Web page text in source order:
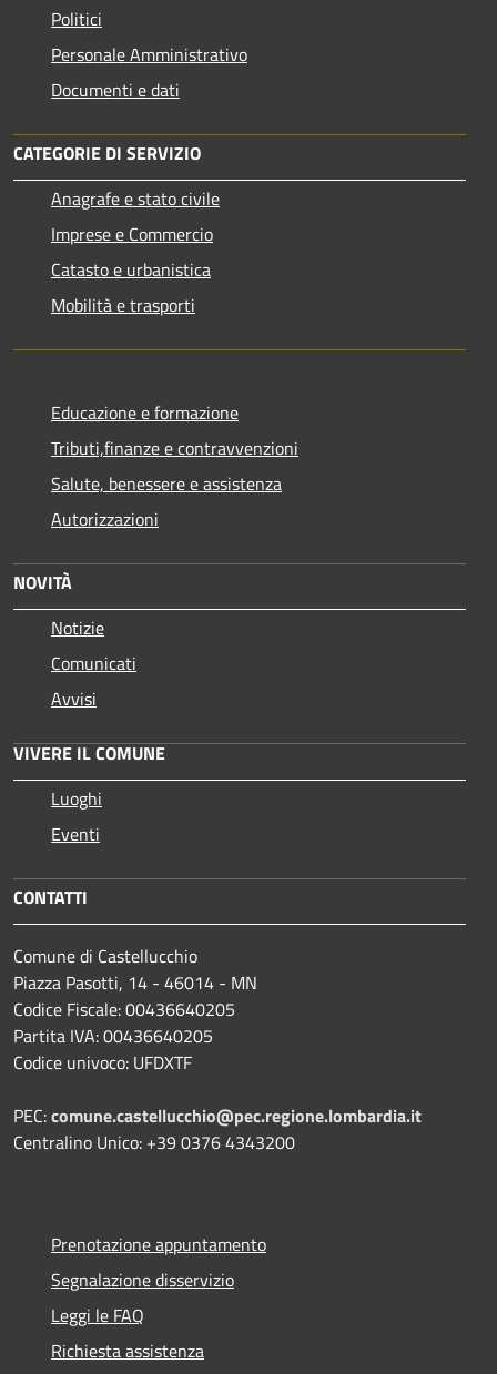
Politici
Personale Amministrativo
Documenti e dati
CATEGORIE DI SERVIZIO
Anagrafe e stato civile
Imprese e Commercio
Catasto e urbanistica
Mobilità e trasporti
Educazione e formazione
Tributi,finanze e contravvenzioni
Salute, benessere e assistenza
Autorizzazioni
NOVITÀ
Notizie
Comunicati
Avvisi
VIVERE IL COMUNE
Luoghi
Eventi
CONTATTI
Comune di Castellucchio
Piazza Pasotti, 14 - 46014 - MN
Codice Fiscale: 00436640205
Partita IVA: 00436640205
Codice univoco: UFDXTF
PEC:comune.castellucchio@pec.regione.lombardia.it
Centralino Unico: +39 0376 4343200
Prenotazione appuntamento
Segnalazione disservizio
Leggi le FAQ
Richiesta assistenza